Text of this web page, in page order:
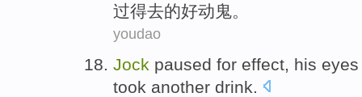
过得去的好动鬼。
youdao
Jock paused for effect his eyes
took another drink